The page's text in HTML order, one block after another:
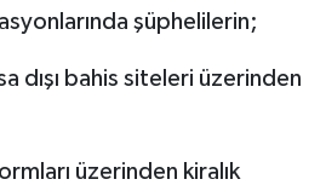
şüphelilerin;
dışı bahis siteleri üzerinden
üzerinden kiralık